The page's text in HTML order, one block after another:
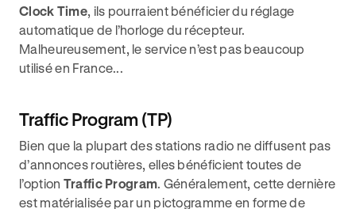
Clock Time, ils pourraient bénéficier du réglage
automatique de l’horloge du récepteur.
Malheureusement, le service n’est pas beaucoup
utilisé en France...
Traffic Program (TP)
Bien que la plupart des stations radio ne diffusent pas
d’annonces routières, elles bénéficient toutes de
l’option Traffic Program. Généralement, cette dernière
est matérialisée par un pictogramme en forme de